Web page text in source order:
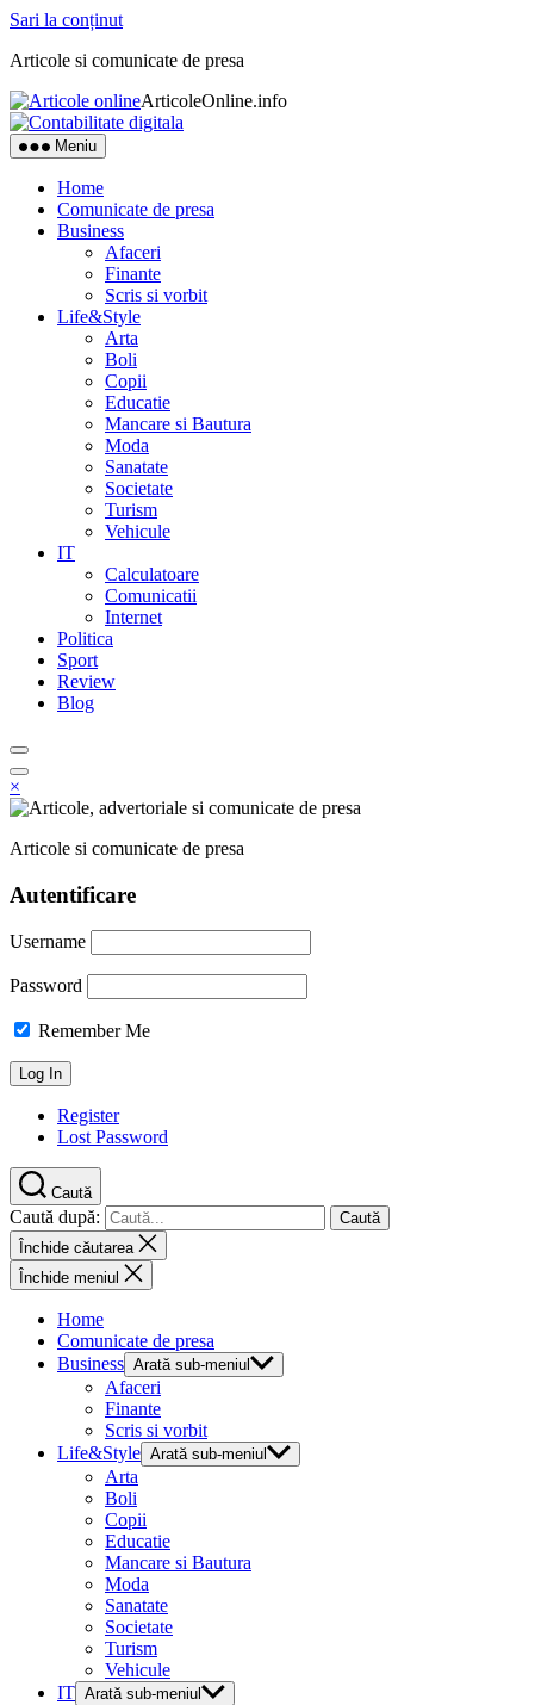
Sari la conținut
Articole si comunicate de presa
ArticoleOnline.info
Meniu
Home
Comunicate de presa
Business
Afaceri
Finante
Scris si vorbit
Life&Style
Arta
Boli
Copii
Educatie
Mancare si Bautura
Moda
Sanatate
Societate
Turism
Vehicule
IT
Calculatoare
Comunicatii
Internet
Politica
Sport
Review
Blog
×
Articole si comunicate de presa
Autentificare
Username
Password
Remember Me
Register
Lost Password
Caută
Caută după:
Închide căutarea
Închide meniul
Home
Comunicate de presa
Business Arată sub-meniul
Afaceri
Finante
Scris si vorbit
Life&Style Arată sub-meniul
Arta
Boli
Copii
Educatie
Mancare si Bautura
Moda
Sanatate
Societate
Turism
Vehicule
IT Arată sub-meniul